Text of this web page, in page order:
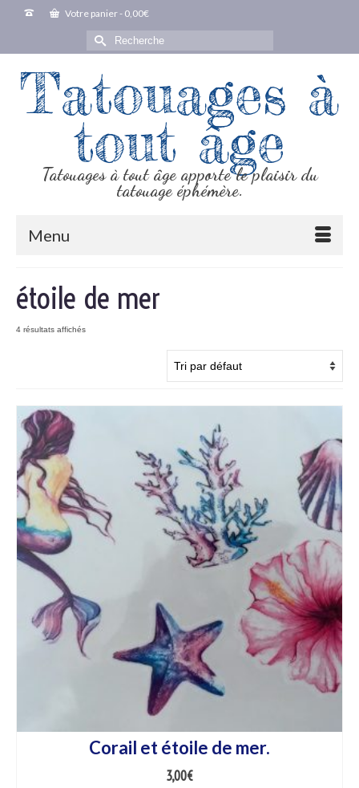
Votre panier- 0,00€
Rechercher :
Tatouages à
tout âge
Tatouages à tout âge apporte le plaisir du
tatouage éphémère.
Menu
étoile de mer
4 résultats affichés
Corail et étoile de mer.
3,00€